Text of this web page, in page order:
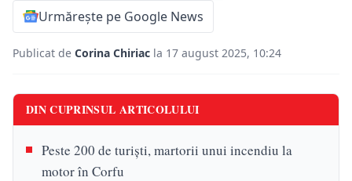
Urmărește pe Google News
Publicat de Corina Chiriac la 17 august 2025, 10:24
DIN CUPRINSUL ARTICOLULUI
Peste 200 de turiști, martorii unui incendiu la
motor în Corfu